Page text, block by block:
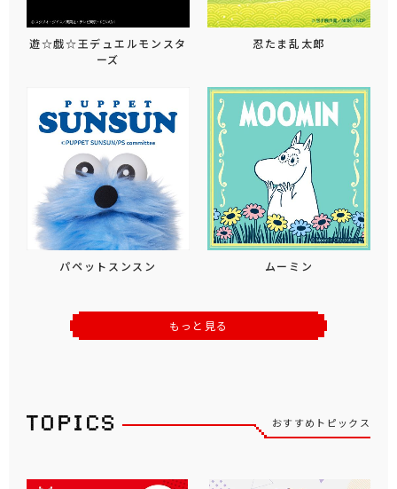
遊☆戯☆王デュエルモンスタ
ーズ
忍たま乱太郎
パペットスンスン ムーミン
もっと見る
おすすめトピックス